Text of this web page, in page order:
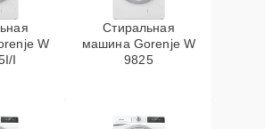
W
I
Стиральная
машина Gorenje W
9825